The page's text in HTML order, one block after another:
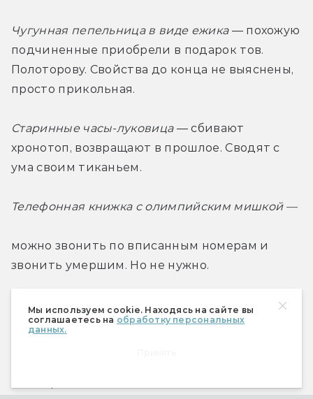
Мы используем cookie. Находясь на сайте вы
соглашаетесь на обработку персональных
данных.
Чугунная пепельница в виде ежика — похожую
подчиненные приобрели в подарок тов.
Полоторову. Свойства до конца не выяснены,
просто прикольная.
Старинные часы-луковица — сбивают
хронотоп, возвращают в прошлое. Сводят с
ума своим тиканьем.
Телефонная книжка с олимпийским мишкой —
можно звонить по вписанным номерам и
звонить умершим. Но не нужно.
Раковина с берега Черного моря
— издает
звуки прибрежных волн, возвращает детские